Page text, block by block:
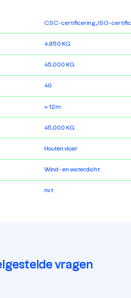
CSC-certificering, ISO-
4.950 KG
45.000 KG
40
≈ 12m
45.000 KG
Houten vloer
Wind- en waterdicht
nvt
vragen